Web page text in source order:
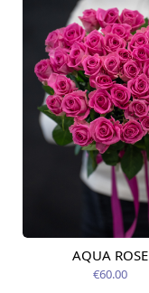
Pieejams šodien
AQUA ROSE
€60.00